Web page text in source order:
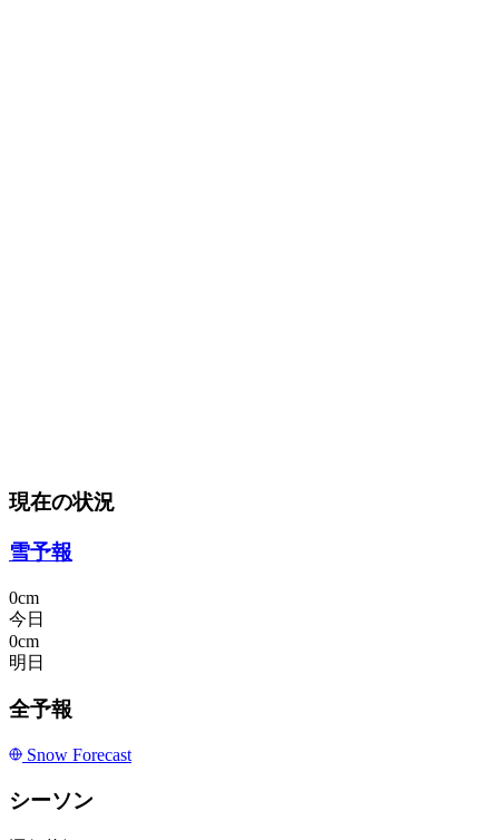
現在の状況
雪予報
0cm
今日
0cm
明日
全予報
Snow Forecast
シーソン